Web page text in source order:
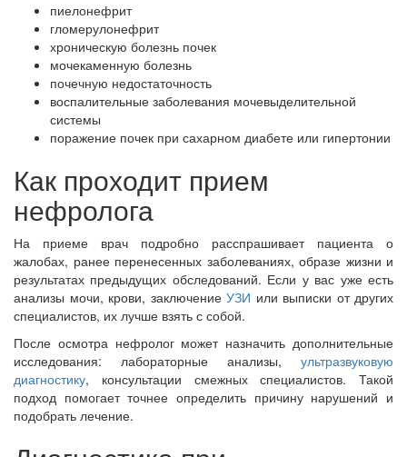
пиелонефрит
гломерулонефрит
хроническую болезнь почек
мочекаменную болезнь
почечную недостаточность
воспалительные заболевания мочевыделительной
системы
поражение почек при сахарном диабете или гипертонии
Как проходит прием
нефролога
На приеме врач подробно расспрашивает пациента о
жалобах, ранее перенесенных заболеваниях, образе жизни и
результатах предыдущих обследований. Если у вас уже есть
анализы мочи, крови, заключение УЗИ или выписки от других
специалистов, их лучше взять с собой.
После осмотра нефролог может назначить дополнительные
исследования: лабораторные анализы, ультразвуковую
диагностику, консультации смежных специалистов. Такой
подход помогает точнее определить причину нарушений и
подобрать лечение.